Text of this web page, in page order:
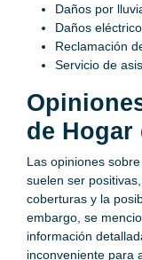
Daños por
Daños
Reclamación
Servicio de
de Hogar
Las opiniones
suelen ser
coberturas y la
embargo, se
información
inconveniente para